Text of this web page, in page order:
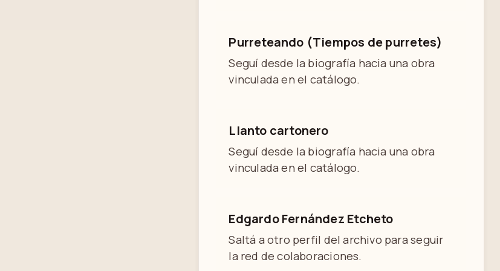
Purreteando (Tiempos de purretes)
Seguí desde la biografía hacia una obra
vinculada en el catálogo.
Llanto cartonero
Seguí desde la biografía hacia una obra
vinculada en el catálogo.
Edgardo Fernández Etcheto
Saltá a otro perfil del archivo para seguir
la red de colaboraciones.